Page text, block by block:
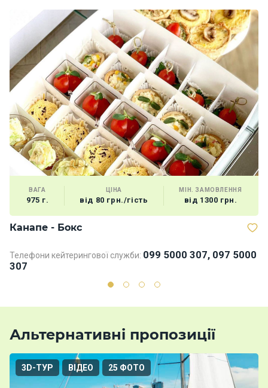
ВАГА
975 г.
ЦІНА
від 80 грн./гість
МІН. ЗАМОВЛЕННЯ
від 1300 грн.
Канапе - Бокс
Телефони кейтерингової служби: 099 5000 307, 097 5000
307
Альтернативні пропозиції
3D-ТУР ВІДЕО 25 ФОТО